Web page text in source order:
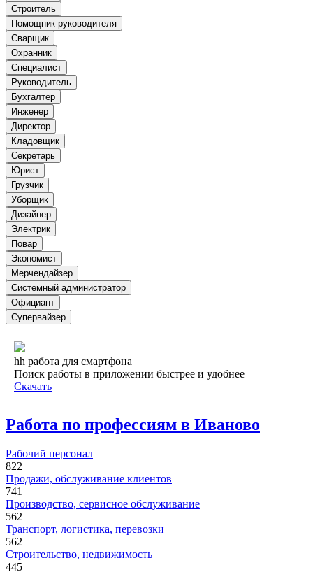
Строитель
Помощник руководителя
Сварщик
Охранник
Специалист
Руководитель
Бухгалтер
Инженер
Директор
Кладовщик
Секретарь
Юрист
Грузчик
Уборщик
Дизайнер
Электрик
Повар
Экономист
Мерчендайзер
Системный администратор
Официант
Супервайзер
hh работа для смартфона
Поиск работы в приложении быстрее и удобнее
Скачать
Работа по профессиям в Иваново
Рабочий персонал
822
Продажи, обслуживание клиентов
741
Производство, сервисное обслуживание
562
Транспорт, логистика, перевозки
562
Строительство, недвижимость
445